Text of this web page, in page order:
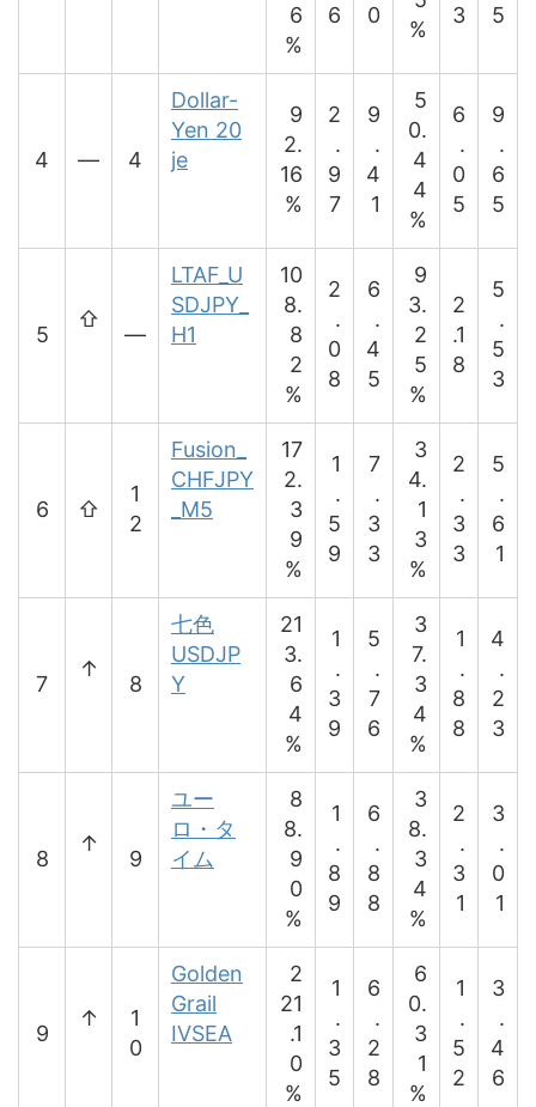
6
%
6
0
%
3
5
4 ― 4
Dollar-
Yen 20
je
9
2.
16
%
2
.
9
7
9
.
4
1
5
0.
4
4
%
6
.
0
5
9
.
6
5
5
⇧
―
LTAF_U
SDJPY_
H1
10
8.
8
2
%
2
.
0
8
6
.
4
5
9
3.
2
5
%
2
.1
8
5
.
5
3
6 ⇧
1
2
Fusion_
CHFJPY
_M5
17
2.
3
9
%
1
.
5
9
7
.
3
3
3
4.
1
3
%
2
.
3
3
5
.
6
1
7
↑
8
七色
USDJP
Y
21
3.
6
4
%
1
.
3
9
5
.
7
6
3
7.
3
4
%
1
.
8
8
4
.
2
3
8
↑
9
ユー
ロ・タ
イム
8
8.
9
0
%
1
.
8
9
6
.
8
8
3
8.
3
4
%
2
.
3
1
3
.
0
1
9
↑
1
0
Golden
Grail
IVSEA
2
21
.1
0
%
1
.
3
5
6
.
2
8
6
0.
3
1
%
1
.
5
2
3
.
4
6